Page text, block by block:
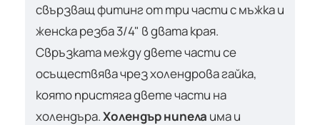
свързващ фитинг от три части с мъжка и
женска резба 3/4" в двата края.
Свръзката между двете части се
осъществява чрез холендрова гайка,
която пристяга двете части на
холендъра.Холендър нипела има и